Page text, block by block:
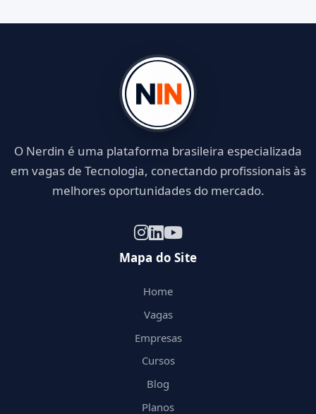
O Nerdin é uma plataforma brasileira especializada
em vagas de Tecnologia, conectando profissionais às
melhores oportunidades do mercado.
Mapa do Site
Home
Vagas
Empresas
Cursos
Blog
Planos